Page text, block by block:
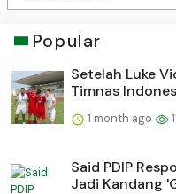
Popular
Setelah Luke
Timnas
1 month ago
Said PDIP
Jadi Kandang